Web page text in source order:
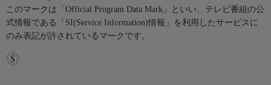
このマークは「Official Program Data Mark」といい、テレビ番組の公
式情報である「SI(Service Information)情報」を利用したサービスに
のみ表記が許されているマークです。